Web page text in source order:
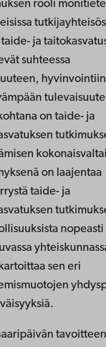
rooli
ja
suhteessa
on taide- ja
on laajentaa
taide- ja
nopeasti
sen eri